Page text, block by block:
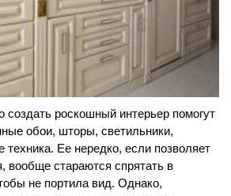
создать роскошный интерьер помогут
обои, шторы, светильники,
техника. Ее нередко, если позволяет
вообще стараются спрятать в
не портила вид. Однако,